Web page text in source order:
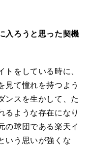
ろうと思った契機
をしている時に、
見て憧れを持つよう
ンスを生かして、た
るような存在になり
の球団である楽天イ
いう思いが強くな